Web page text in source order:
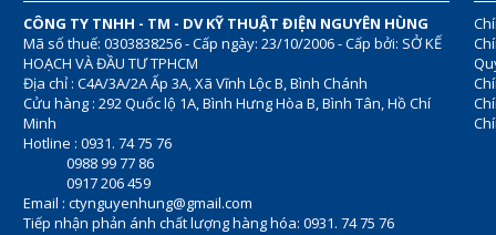
CÔNG TY TNHH - TM - DV KỸ THUẬT ĐIỆN NGUYÊN HÙNG
Mã số thuế: 0303838256 - Cấp ngày: 23/10/2006 - Cấp bởi: SỞ KẾ
HOẠCH VÀ ĐẦU TƯ TPHCM
Địa chỉ : C4A/3A/2A Ấp 3A, Xã Vĩnh Lộc B, Bình Chánh
Cửu hàng : 292 Quốc lộ 1A, Bình Hưng Hòa B, Bình Tân, Hồ Chí
Minh
Hotline : 0931. 74 75 76
0988 99 77 86
0917 206 459
Email : ctynguyenhung@gmail.com
Tiếp nhận phản ánh chất lượng hàng hóa: 0931. 74 75 76